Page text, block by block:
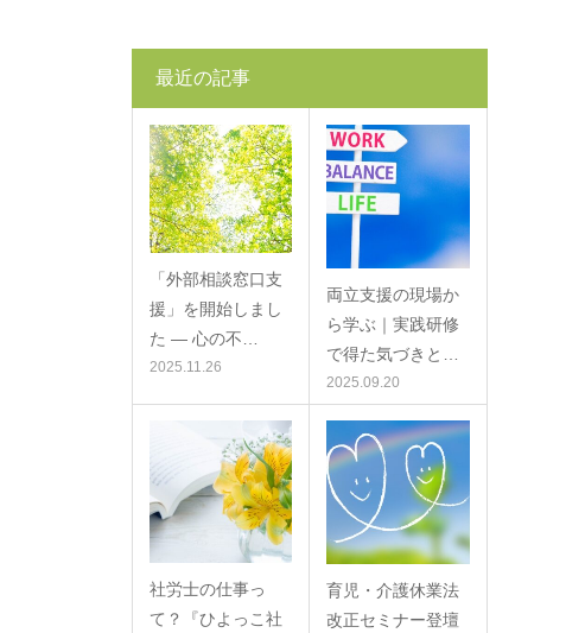
最近の記事
「外部相談窓口支
援」を開始しまし
た ― 心の不…
2025.11.26
両立支援の現場か
ら学ぶ｜実践研修
で得た気づきと…
2025.09.20
社労士の仕事っ
て？『ひよっこ社
育児・介護休業法
改正セミナー登壇